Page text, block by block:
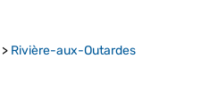
> Rivière-aux-Outardes